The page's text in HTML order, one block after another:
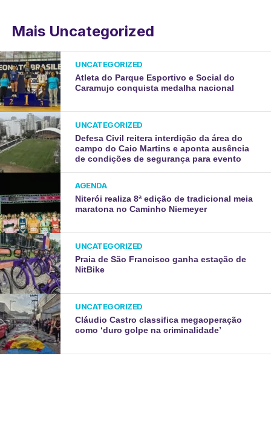
Mais Uncategorized
UNCATEGORIZED
Atleta do Parque Esportivo e Social do
Caramujo conquista medalha nacional
UNCATEGORIZED
Defesa Civil reitera interdição da área do
campo do Caio Martins e aponta ausência
de condições de segurança para evento
AGENDA
Niterói realiza 8ª edição de tradicional meia
maratona no Caminho Niemeyer
UNCATEGORIZED
Praia de São Francisco ganha estação de
NitBike
UNCATEGORIZED
Cláudio Castro classifica megaoperação
como ‘duro golpe na criminalidade’